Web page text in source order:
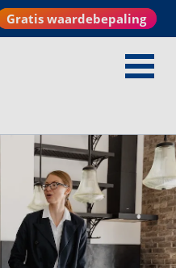
Gratis waardebepaling